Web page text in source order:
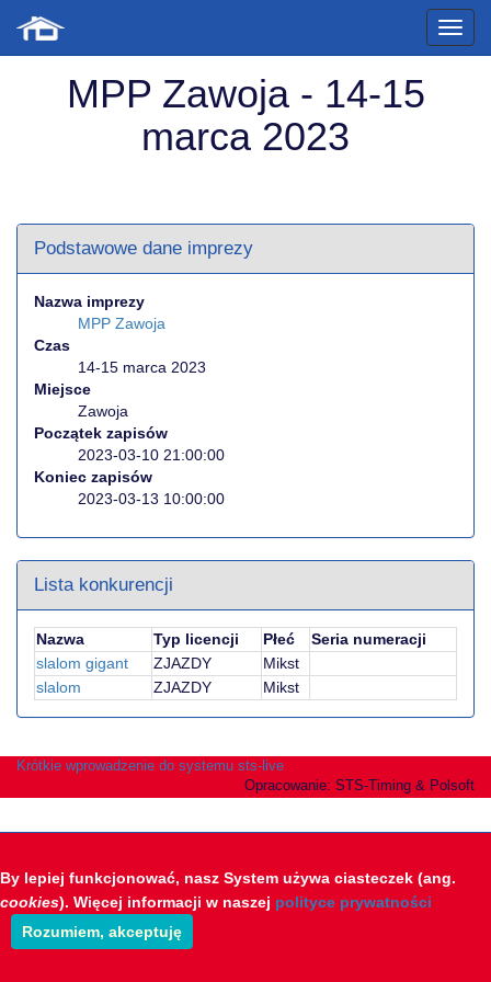
MPP Zawoja - 14-15
marca 2023
Podstawowe dane imprezy
Nazwa imprezy
MPP Zawoja
Czas
14-15 marca 2023
Miejsce
Zawoja
Początek zapisów
2023-03-10 21:00:00
Koniec zapisów
2023-03-13 10:00:00
Lista konkurencji
Nazwa Typ licencji Płeć
Seria numeracji
slalom gigant
ZJAZDY
Mikst
slalom
ZJAZDY Mikst
Krótkie wprowadzenie do systemu sts-live
Opracowanie: STS-Timing & Polsoft
By lepiej funkcjonować, nasz System używa ciasteczek (ang.
cookies). Więcej informacji w naszej polityce prywatności
Rozumiem, akceptuję